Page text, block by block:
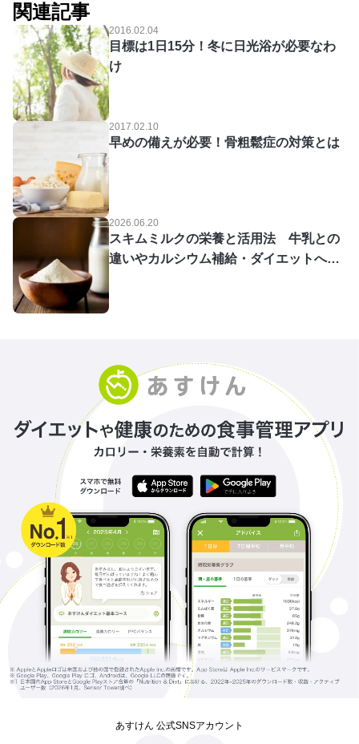
関連記事
2016.02.04
目標は1日15分！冬に日光浴が必要なわ
け
2017.02.10
早めの備えが必要！骨粗鬆症の対策とは
2026.06.20
スキムミルクの栄養と活用法 牛乳との
違いやカルシウム補給・ダイエットへの
あすけん 公式SNSアカウント